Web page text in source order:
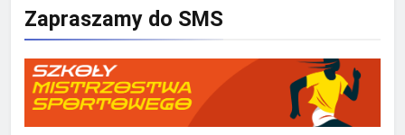
Zapraszamy do SMS